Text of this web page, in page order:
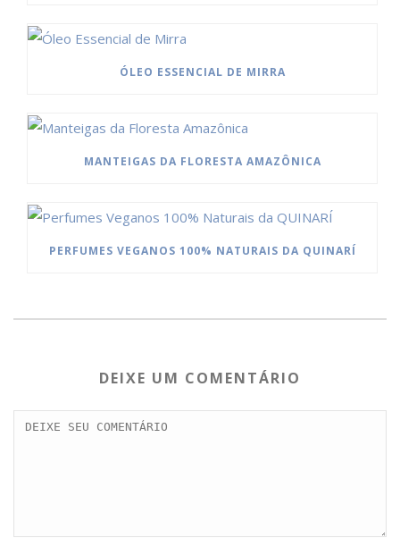
ÓLEO ESSENCIAL DE MIRRA
MANTEIGAS DA FLORESTA AMAZÔNICA
PERFUMES VEGANOS 100% NATURAIS DA QUINARÍ
DEIXE UM COMENTÁRIO